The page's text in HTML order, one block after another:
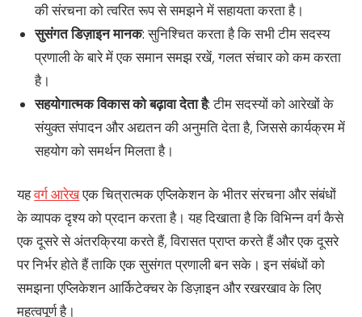
की संरचना को त्वरित रूप से समझने में सहायता करता है।
सुसंगत डिज़ाइन मानक: सुनिश्चित करता है कि सभी टीम सदस्य
प्रणाली के बारे में एक समान समझ रखें, गलत संचार को कम करता
है।
सहयोगात्मक विकास को बढ़ावा देता है: टीम सदस्यों को आरेखों के
संयुक्त संपादन और अद्यतन की अनुमति देता है, जिससे कार्यक्रम में
सहयोग को समर्थन मिलता है।
यहवर्ग आरेखएक चित्रात्मक एप्लिकेशन के भीतर संरचना और संबंधों
के व्यापक दृश्य को प्रदान करता है। यह दिखाता है कि विभिन्न वर्ग कैसे
एक दूसरे से अंतरक्रिया करते हैं, विरासत प्राप्त करते हैं और एक दूसरे
पर निर्भर होते हैं ताकि एक सुसंगत प्रणाली बन सके। इन संबंधों को
समझना एप्लिकेशन आर्किटेक्चर के डिज़ाइन और रखरखाव के लिए
महत्वपूर्ण है।